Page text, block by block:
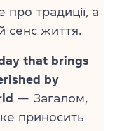
традиції, а
сенс життя.
that brings
by
— Загалом,
приносить